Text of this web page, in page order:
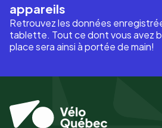
appareils
Retrouvez les données
tablette. Tout ce dont vous avez
place sera ainsi à portée de main!